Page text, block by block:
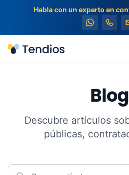
Habla con un experto en
Tendios
Blog
Descubre artículos
públicas,